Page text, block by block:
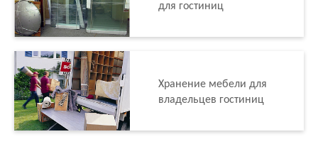
для гостиниц
Хранение мебели для
владельцев гостиниц